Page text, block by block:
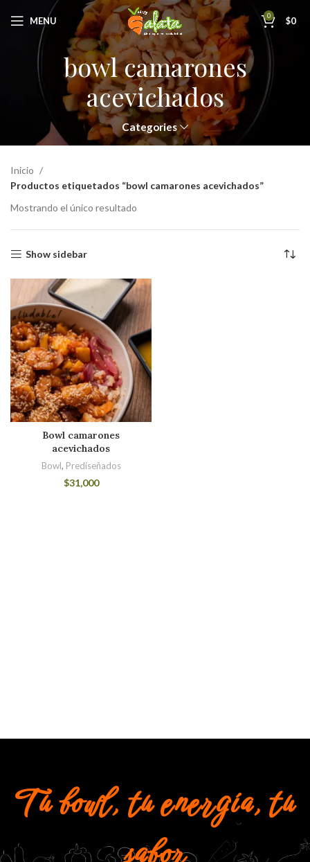
MENU 0 $0
bowl camarones
acevichados
Categories
Inicio
Productos etiquetados “bowl camarones acevichados”
Mostrando el único resultado
Show sidebar
Bowl camarones
acevichados
Bowl, Prediseñados
$31,000
Tu bowl, tu energía, tu